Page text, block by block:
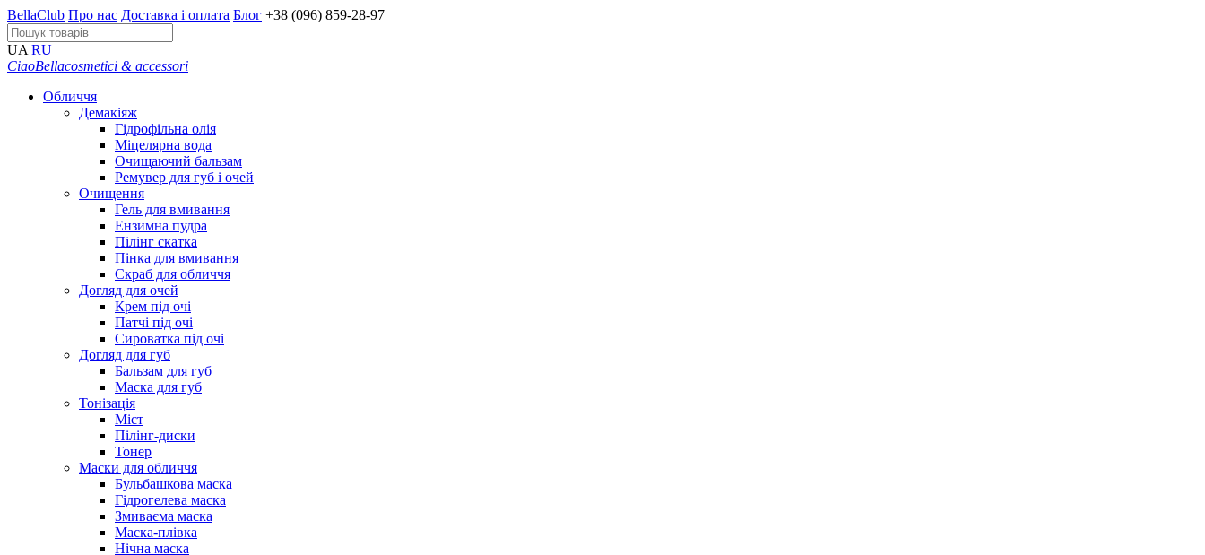
BellaClub Про нас Доставка і оплата Блог +38 (096) 859-28-97
UA RU
CiaoBellacosmetici & accessori
Обличчя
Демакіяж
Гідрофільна олія
Міцелярна вода
Очищаючий бальзам
Ремувер для губ і очей
Очищення
Гель для вмивання
Ензимна пудра
Пілінг скатка
Пінка для вмивання
Скраб для обличчя
Догляд для очей
Крем під очі
Патчі під очі
Сироватка під очі
Догляд для губ
Бальзам для губ
Маска для губ
Тонізація
Міст
Пілінг-диски
Тонер
Маски для обличчя
Бульбашкова маска
Гідрогелева маска
Змиваєма маска
Маска-плівка
Нічна маска